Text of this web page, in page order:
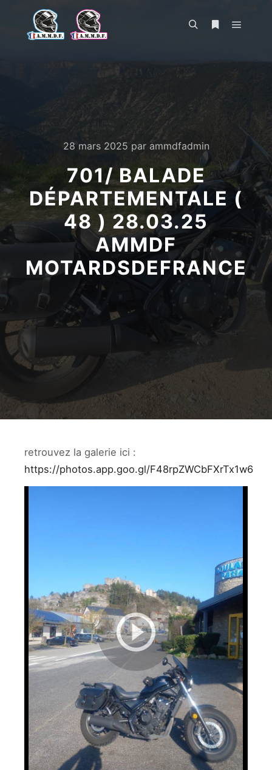
28 mars 2025 par ammdfadmin
701/ BALADE
DÉPARTEMENTALE (
48 ) 28.03.25
AMMDF
MOTARDSDEFRANCE
retrouvez la galerie ici :
https://photos.app.goo.gl/F48rpZWCbFXrTx1w6